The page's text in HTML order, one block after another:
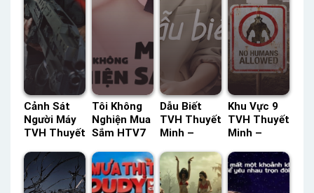
Cảnh Sát
Người Máy
TVH Thuyết
Status: HD
Thuyết
Minh
Tôi Không
Nghiện Mua
Sắm HTV7
– Status:
42 / 42
Lồng Tiếng
Dẫu Biết
TVH Thuyết
Minh –
10 Thuyết
Minh
Khu Vực 9
TVH Thuyết
Minh –
Thuyết
Minh